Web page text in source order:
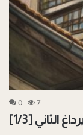
0 7
الثاني [1/3]